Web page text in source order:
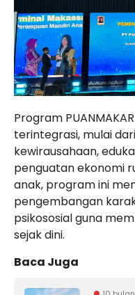
Program
terintegrasi, mulai
kewirausahaan,
penguatan ekonomi
anak, program ini
pengembangan
psikososial guna
sejak dini.
Baca Juga